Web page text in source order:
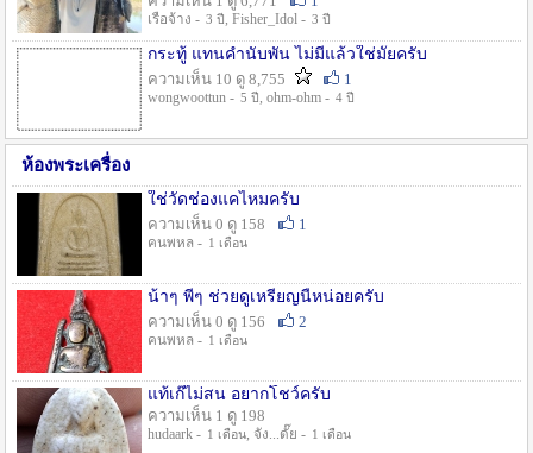
เรือจ้าง - 3 ปี , Fisher_Idol - 3 ปี
กระทู้ แทนคำนับพัน ไม่มีแล้วใช่มั๊ยครับ
ความเห็น 10 ดู 8,755
1
wongwoottun - 5 ปี , ohm-ohm - 4 ปี
ห้องพระเครื่อง
ใช่วัดช่องแคไหมครับ
ความเห็น 0 ดู 158
1
คนพหล - 1 เดือน
น้าๆ พี่ๆ ช่วยดูเหรียญนี้หน่อยครับ
ความเห็น 0 ดู 156
2
คนพหล - 1 เดือน
แท้เก๊ไม่สน อยากโชว์ครับ
ความเห็น 1 ดู 198
hudaark - 1 เดือน, จัง...ดั๊ย - 1 เดือน